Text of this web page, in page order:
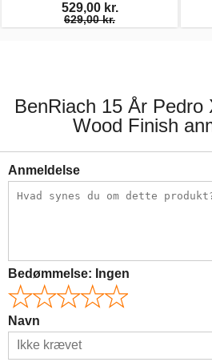
529,00 kr.
629,00 kr.
BenRiach 15 År Pedro
Wood Finish
Anmeldelse
Bedømmelse: Ingen
Navn